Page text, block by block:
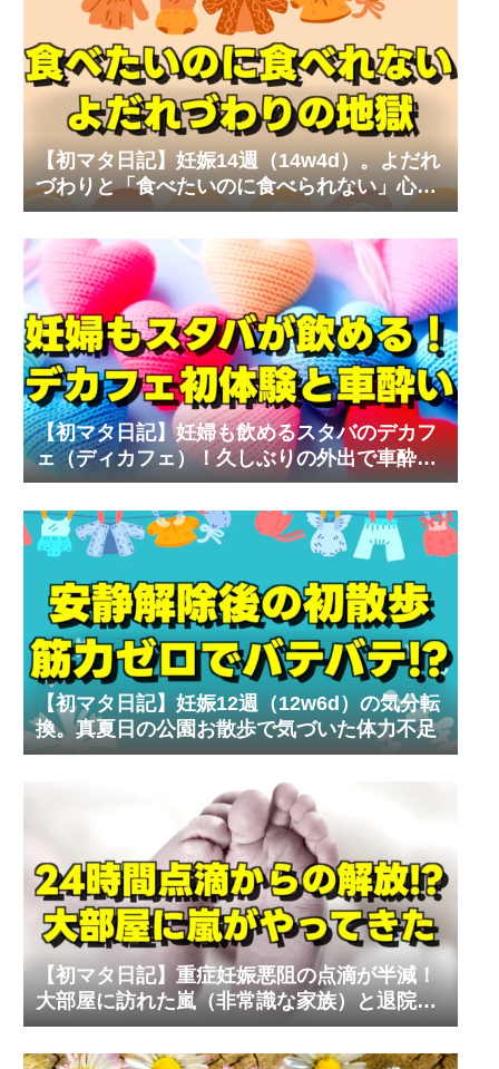
【初マタ日記】妊娠14週（14w4d）。よだれ
づわりと「食べたいのに食べられない」心の
叫び
【初マタ日記】妊婦も飲めるスタバのデカフ
ェ（ディカフェ）！久しぶりの外出で車酔い
の試練
【初マタ日記】妊娠12週（12w6d）の気分転
換。真夏日の公園お散歩で気づいた体力不足
【初マタ日記】重症妊娠悪阻の点滴が半減！
大部屋に訪れた嵐（非常識な家族）と退院の
リアル